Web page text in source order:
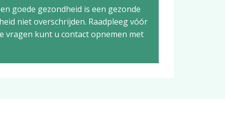
goede gezondheid is een gezonde
niet overschrijden. Raadpleeg vóór
vragen kunt u contact opnemen met